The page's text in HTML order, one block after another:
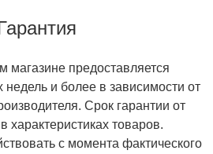
предоставляется
недель и более в зависимости от
Срок гарантии от
характеристиках товаров.
с момента фактического